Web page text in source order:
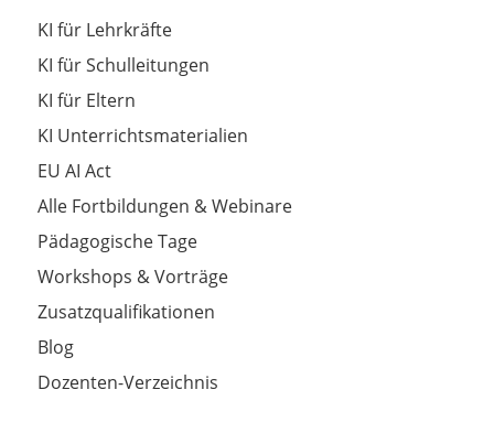
KI für Lehrkräfte
KI für Schulleitungen
KI für Eltern
KI Unterrichtsmaterialien
EU AI Act
Alle Fortbildungen & Webinare
Pädagogische Tage
Workshops & Vorträge
Zusatzqualifikationen
Blog
Dozenten-Verzeichnis